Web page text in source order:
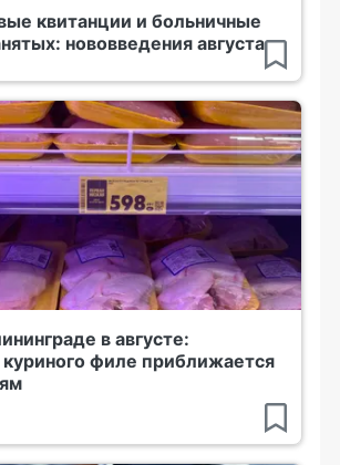
квитанции и больничные
нововведения августа
в августе:
филе приближается